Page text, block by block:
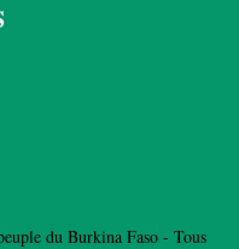
du Burkina Faso - Tous